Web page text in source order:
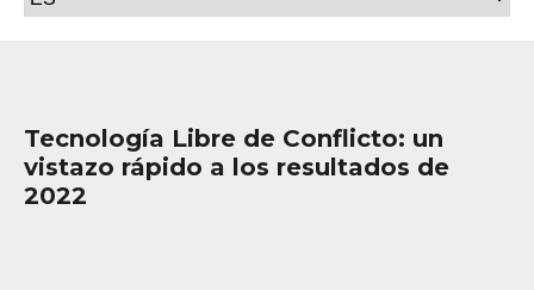
Tecnología Libre de Conflicto: un
vistazo rápido a los resultados de
2022